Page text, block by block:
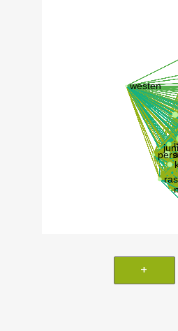
+